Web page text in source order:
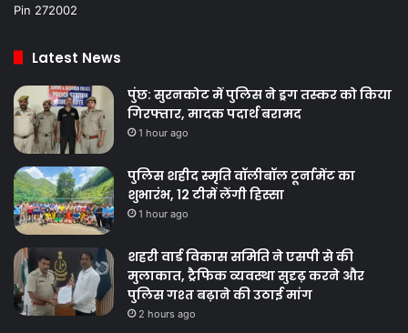
Pin 272002
Latest News
पुंछ: सुरनकोट में पुलिस ने ड्रग तस्कर को किया
गिरफ्तार, मादक पदार्थ बरामद
1 hour ago
पुलिस शहीद स्मृति वॉलीबॉल टूर्नामेंट का
शुभारंभ, 12 टीमें लेंगी हिस्सा
1 hour ago
शहरी वार्ड विकास समिति ने एसपी से की
मुलाकात, ट्रैफिक व्यवस्था सुदृढ़ करने और
पुलिस गश्त बढ़ाने की उठाई मांग
2 hours ago